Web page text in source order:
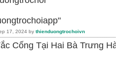
17, 2024 by thienduongtrochoivn
Cống Tại Hai Bà Trưng